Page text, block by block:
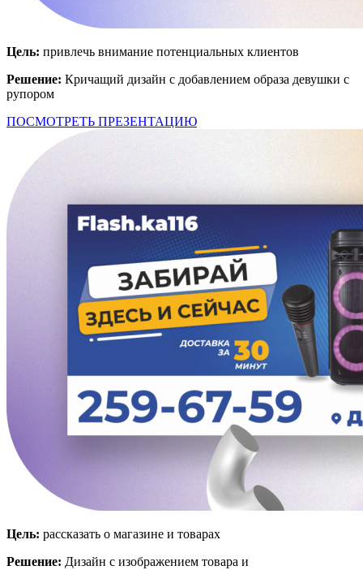
Цель: привлечь внимание потенциальных клиентов
Решение: Кричащий дизайн с добавлением образа девушки с
рупором
ПОСМОТРЕТЬ ПРЕЗЕНТАЦИЮ
Цель: рассказать о магазине и товарах
Решение: Дизайн с изображением товара и